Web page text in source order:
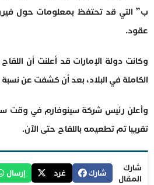
ب” التي قد تحتفظ بمعلومات حول
عقود.
وكانت دولة الإمارات قد أعلنت أن
الكاملة في البلاد، بعد أن كشفت عن نسبة فعالية
وأعلن رئيس شركة سينوفارم في وقت
تقريبا تم تطعيمه باللقاح حتى الآن.
شارك
المقال
شارك غرد إرسال